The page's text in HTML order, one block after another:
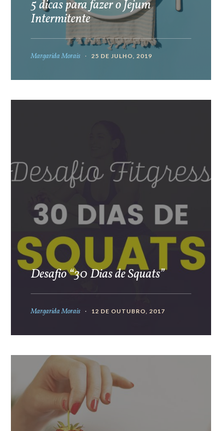
5 dicas para fazer o Jejum
Intermitente
Margarida Morais 25 DE JULHO, 2019
Desafio “30 Dias de Squats”
Margarida Morais 12 DE OUTUBRO, 2017